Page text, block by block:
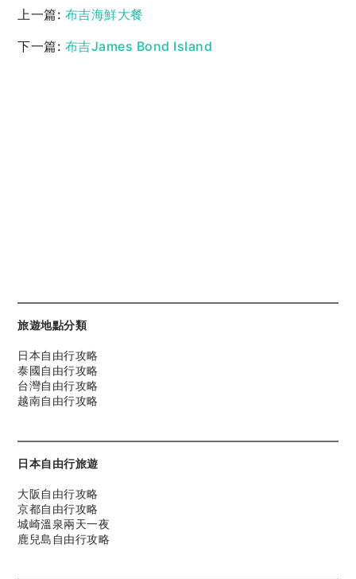
上一篇: 布吉海鮮大餐
下一篇: 布吉James Bond Island
旅遊地點分類
日本自由行攻略
泰國自由行攻略
台灣自由行攻略
越南自由行攻略
日本自由行旅遊
大阪自由行攻略
京都自由行攻略
城崎溫泉兩天一夜
鹿兒島自由行攻略